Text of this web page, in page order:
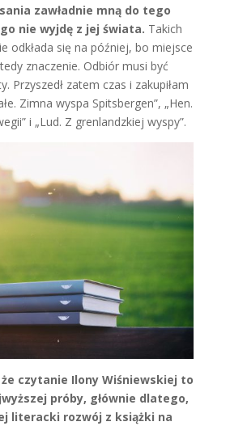
zawładnie mną do tego
nie wyjdę z jej świata. Takich
odkłada się na później, bo miejsce
znaczenie. Odbiór musi być
Przyszedł zatem czas i zakupiłam
Zimna wyspa Spitsbergen”, „Hen.
i „Lud. Z grenlandzkiej wyspy”.
czytanie Ilony Wiśniewskiej to
próby, głównie dlatego,
literacki rozwój z książki na